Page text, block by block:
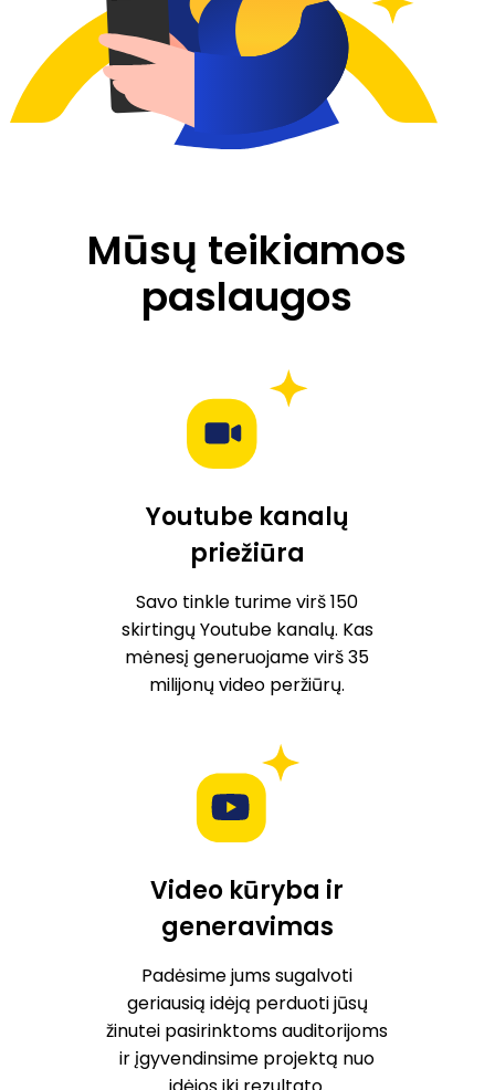
Mūsų teikiamos
paslaugos
Youtube kanalų
priežiūra
Savo tinkle turime virš 150
skirtingų Youtube kanalų. Kas
mėnesį generuojame virš 35
milijonų video peržiūrų.
Video kūryba ir
generavimas
Padėsime jums sugalvoti
geriausią idėją perduoti jūsų
žinutei pasirinktoms auditorijoms
ir įgyvendinsime projektą nuo